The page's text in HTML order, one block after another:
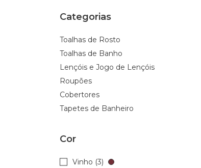
Categorias
Toalhas de Rosto
Toalhas de Banho
Lençóis e Jogo de Lençóis
Roupões
Cobertores
Tapetes de Banheiro
Cor
Vinho (3)